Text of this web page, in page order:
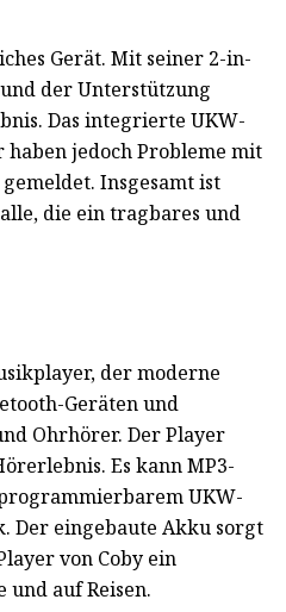
Gerät. Mit seiner 2-in-
der Unterstützung
Das integrierte UKW-
jedoch Probleme mit
Insgesamt ist
die ein tragbares und
der moderne
Geräten und
Ohrhörer. Der Player
Es kann MP3-
UKW-
Der eingebaute Akku sorgt
von Coby ein
auf Reisen.